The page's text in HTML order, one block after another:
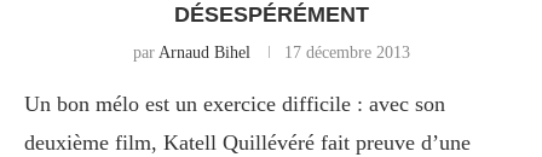
DÉSESPÉRÉMENT
par Arnaud Bihel 17 décembre 2013
Un bon mélo est un exercice difficile : avec son
deuxième film, Katell Quillévéré fait preuve d’une